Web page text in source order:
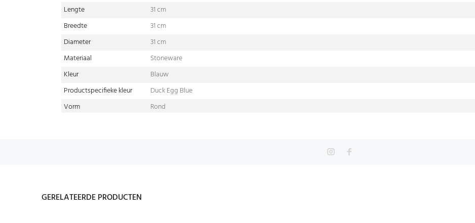
Lengte
31 cm
Breedte
31 cm
Diameter
31 cm
Materiaal
Stoneware
Kleur
Blauw
Productspecifieke kleur
Duck Egg Blue
Vorm
Rond
GERELATEERDE PRODUCTEN